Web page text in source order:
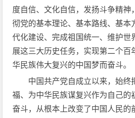
度自信、文化自信，发扬斗争精神
彻党的基本理论、基本路线、基本
代化建设、完成祖国统一、维护世
展这三大历史任务，实现第二个百
华民族伟大复兴的中国梦而奋斗。
中国共产党自成立以来，始终
福、为中华民族谋复兴作为自己的
奋斗，从根本上改变了中国人民的